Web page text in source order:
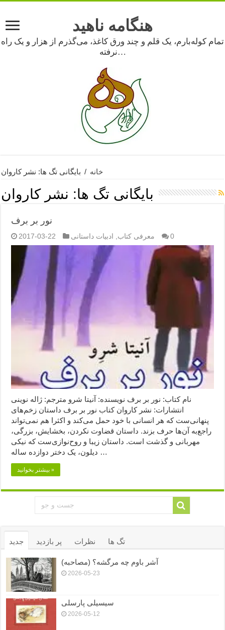
هنگامه ناهید
تمام کوله‌بارم، یک قلم و چند ورق کاغذ، می‌گذرم از هزار و یک راه
نرفته…
خانه / بایگانی تگ ها: نشر کاروان
بایگانی تگ ها: نشر کاروان
نور بر برف
2017-03-22 معرفی کتاب ادبیات داستانی 0
نام کتاب: نور بر برف نویسنده: آنیتا شرو مترجم: ژاله نوینی
انتشارات: نشر کاروان کتاب نور بر برف داستان زخم‌های
پنهانی‌ست که هر انسانی با خود حمل می‌کند و اکثرا هم نمی‌تواند
راجع‌به آن‌ها حرف بزند. داستان قضاوت نکردن، بخشایش، بزرگی،
مهربانی و گذشت است. داستان زیبا و روح‌نوازی‌ست که نیکی
دیلون، یک دختر دوازده ساله‌ …
بیشتر بخوانید »
جدید پر بازدید نظرات تگ ها
آشر باوم چه مرگشه؟ (مصاحبه)
2026-05-23
سیسیلی پارسلی
2026-05-12